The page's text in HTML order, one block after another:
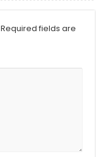
Required fields are